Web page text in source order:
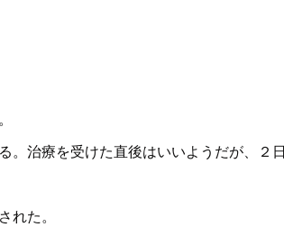
。治療を受けた直後はいいようだが、２日
れた。